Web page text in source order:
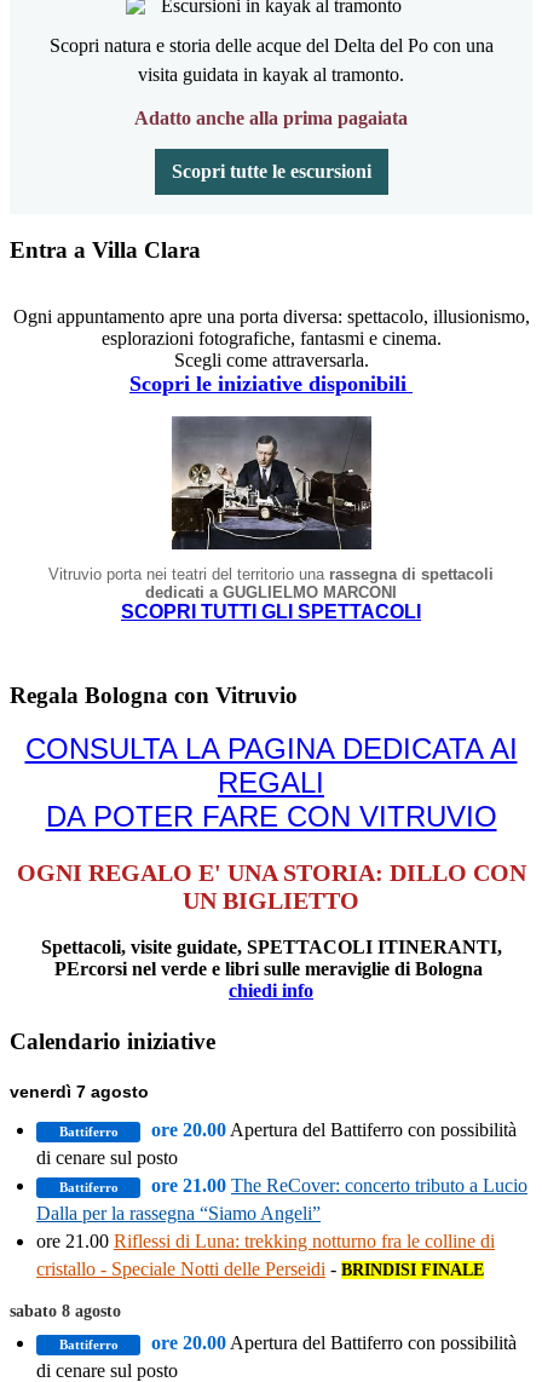
Scopri natura e storia delle acque del Delta del Po con una
visita guidata in kayak al tramonto.
Adatto anche alla prima pagaiata
Scopri tutte le escursioni
Entra a Villa Clara
Ogni appuntamento apre una porta diversa: spettacolo, illusionismo,
esplorazioni fotografiche, fantasmi e cinema.
Scegli come attraversarla.
Scopri le iniziative disponibili
Vitruvio porta nei teatri del territorio una rassegna di spettacoli
dedicati a GUGLIELMO MARCONI
SCOPRI TUTTI GLI SPETTACOLI
Regala Bologna con Vitruvio
CONSULTA LA PAGINA DEDICATA AI
REGALI
DA POTER FARE CON VITRUVIO
OGNI REGALO E' UNA STORIA: DILLO CON
UN BIGLIETTO
Spettacoli, visite guidate, SPETTACOLI ITINERANTI,
PErcorsi nel verde e libri sulle meraviglie di Bologna
chiedi info
Calendario iniziative
venerdì 7 agosto
Battiferro ore 20.00 Apertura del Battiferro con possibilità
di cenare sul posto
Battiferro ore 21.00 The ReCover: concerto tributo a Lucio
Dalla per la rassegna “Siamo Angeli”
ore 21.00 Riflessi di Luna: trekking notturno fra le colline di
cristallo - Speciale Notti delle Perseidi - BRINDISI FINALE
sabato 8 agosto
Battiferro ore 20.00 Apertura del Battiferro con possibilità
di cenare sul posto